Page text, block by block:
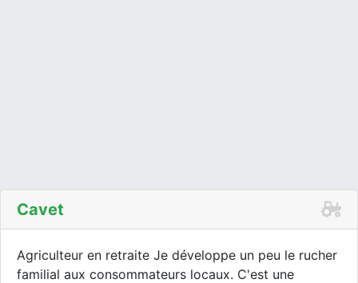
Cavet
Agriculteur en retraite Je développe un peu le rucher
familial aux consommateurs locaux. C'est une